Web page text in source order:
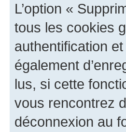
L’option «
tous les cookies
authentification
également
lus, si cette
vous rencontrez
déconnexion au